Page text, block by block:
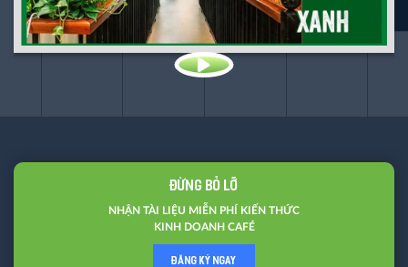
ĐỪNG BỎ LỠ
NHẬN TÀI LIỆU MIỄN PHÍ KIẾN THỨC
KINH DOANH CAFÉ
ĐĂNG KÝ NGAY